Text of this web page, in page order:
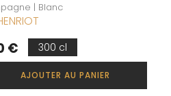
| Blanc
€ 300 cl
AJOUTER AU PANIER